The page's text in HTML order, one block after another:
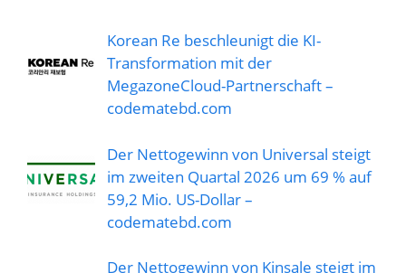
Korean Re beschleunigt die KI-
Transformation mit der
MegazoneCloud-Partnerschaft –
codematebd.com
Der Nettogewinn von Universal steigt
im zweiten Quartal 2026 um 69 % auf
59,2 Mio. US-Dollar –
codematebd.com
Der Nettogewinn von Kinsale steigt im